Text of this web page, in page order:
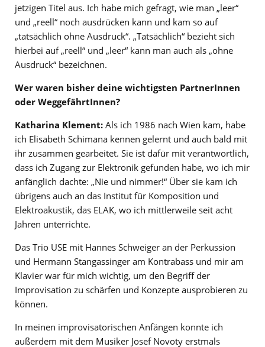
jetzigen Titel aus. Ich habe mich gefragt, wie man „leer“
und „reell“ noch ausdrücken kann und kam so auf
„tatsächlich ohne Ausdruck“. „Tatsächlich“ bezieht sich
hierbei auf „reell“ und „leer“ kann man auch als „ohne
Ausdruck“ bezeichnen.
Wer waren bisher deine wichtigsten PartnerInnen
oder WeggefährtInnen?
Katharina Klement: Als ich 1986 nach Wien kam, habe
ich Elisabeth Schimana kennen gelernt und auch bald mit
ihr zusammen gearbeitet. Sie ist dafür mit verantwortlich,
dass ich Zugang zur Elektronik gefunden habe, wo ich mir
anfänglich dachte: „Nie und nimmer!“ Über sie kam ich
übrigens auch an das Institut für Komposition und
Elektroakustik, das ELAK, wo ich mittlerweile seit acht
Jahren unterrichte.
Das Trio USE mit Hannes Schweiger an der Perkussion
und Hermann Stangassinger am Kontrabass und mir am
Klavier war für mich wichtig, um den Begriff der
Improvisation zu schärfen und Konzepte ausprobieren zu
können.
In meinen improvisatorischen Anfängen konnte ich
außerdem mit dem Musiker Josef Novoty erstmals